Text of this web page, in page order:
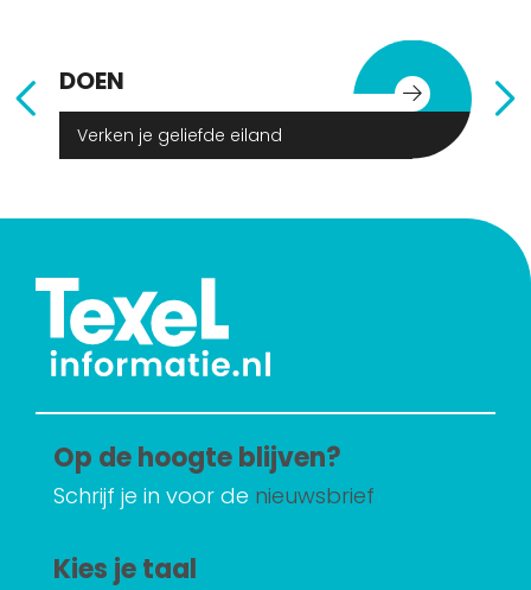
DOEN
Verken je geliefde eiland
Op de hoogte blijven?
Schrijf je in voor de nieuwsbrief
Kies je taal